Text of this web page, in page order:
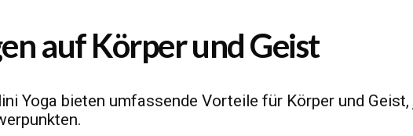
auf Körper und Geist
Yoga bieten umfassende Vorteile für Körper und